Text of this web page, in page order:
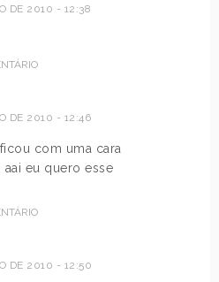
DE 2010 - 12:38
DE 2010 - 12:46
com uma cara
aai eu quero esse
DE 2010 - 12:50